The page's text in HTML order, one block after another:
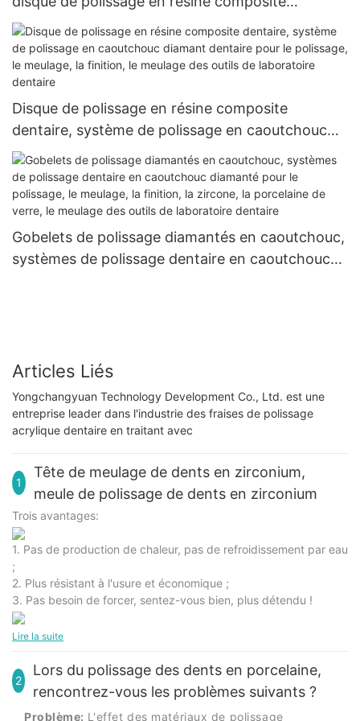
dentaire, roue de polissage, système de
polissage par immersion diamant dentaire pour le
polissage, le meulage, la finition, le meulage des
outils de laboratoire dentaire
Disque de polissage en résine composite
dentaire, système de polissage en caoutchouc
diamant dentaire pour le polissage, le meulage, la
finition, le meulage des outils de laboratoire
dentaire
Gobelets de polissage diamantés en caoutchouc,
systèmes de polissage dentaire en caoutchouc
Articles Liés
Yongchangyuan Technology Development Co., Ltd. est une
entreprise leader dans l'industrie des fraises de polissage
acrylique dentaire en traitant avec
1
Tête de meulage de dents en zirconium,
meule de polissage de dents en zirconium
Trois avantages:
1. Pas de production de chaleur, pas de refroidissement par eau
;
2. Plus résistant à l'usure et économique ;
3. Pas besoin de forcer, sentez-vous bien, plus détendu !
Lire la suite
2
Lors du polissage des dents en porcelaine,
rencontrez-vous les problèmes suivants ?
Problème: L'effet des matériaux de polissage